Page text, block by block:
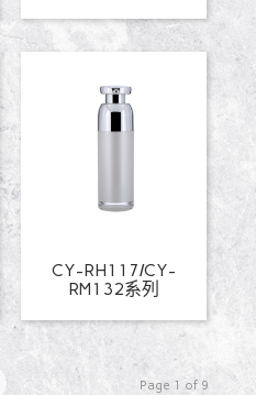
CY-RH117/CY-
RM132系列
Page 1 of 9